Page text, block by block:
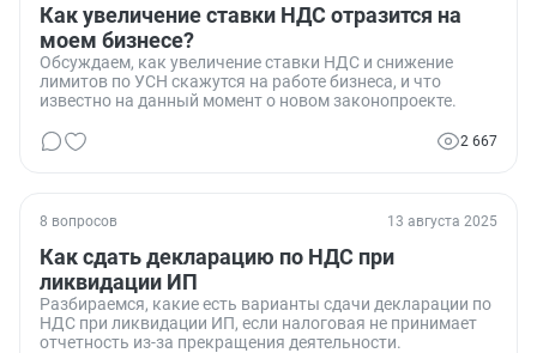
Как увеличение ставки НДС отразится на
моем бизнесе?
Обсуждаем, как увеличение ставки НДС и снижение
лимитов по УСН скажутся на работе бизнеса, и что
известно на данный момент о новом законопроекте.
2 667
8 вопросов 13 августа 2025
Как сдать декларацию по НДС при
ликвидации ИП
Разбираемся, какие есть варианты сдачи декларации по
НДС при ликвидации ИП, если налоговая не принимает
отчетность из-за прекращения деятельности.